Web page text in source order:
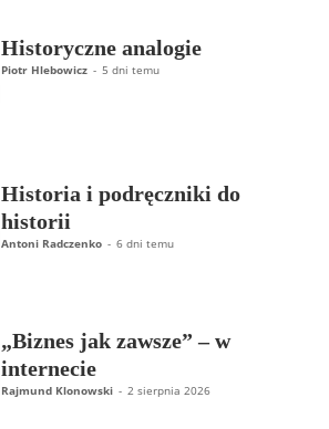
Historyczne analogie
Piotr Hlebowicz - 5 dni temu
Historia i podręczniki do
historii
Antoni Radczenko - 6 dni temu
„Biznes jak zawsze” – w
internecie
Rajmund Klonowski - 2 sierpnia 2026